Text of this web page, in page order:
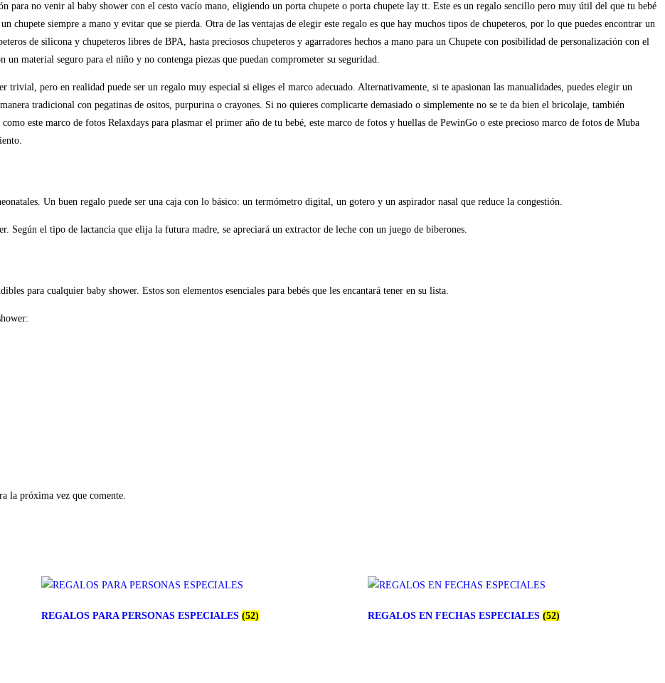
para no venir al baby shower con el cesto vacío mano, eligiendo un porta chupete o porta chupete lay tt. Este es un regalo sencillo pero muy útil del que tu bebé
chupete siempre a mano y evitar que se pierda. Otra de las ventajas de elegir este regalo es que hay muchos tipos de chupeteros, por lo que puedes encontrar un
de silicona y chupeteros libres de BPA, hasta preciosos chupeteros y agarradores hechos a mano para un Chupete con posibilidad de personalización con el
un material seguro para el niño y no contenga piezas que puedan comprometer su seguridad.
trivial, pero en realidad puede ser un regalo muy especial si eliges el marco adecuado. Alternativamente, si te apasionan las manualidades, puedes elegir un
tradicional con pegatinas de ositos, purpurina o crayones. Si no quieres complicarte demasiado o simplemente no se te da bien el bricolaje, también
este marco de fotos Relaxdays para plasmar el primer año de tu bebé, este marco de fotos y huellas de PewinGo o este precioso marco de fotos de Muba
Un buen regalo puede ser una caja con lo básico: un termómetro digital, un gotero y un aspirador nasal que reduce la congestión.
Según el tipo de lactancia que elija la futura madre, se apreciará un extractor de leche con un juego de biberones.
para cualquier baby shower. Estos son elementos esenciales para bebés que les encantará tener en su lista.
la próxima vez que comente.
REGALOS PARA PERSONAS ESPECIALES (52) REGALOS EN FECHAS ESPECIALES (52)